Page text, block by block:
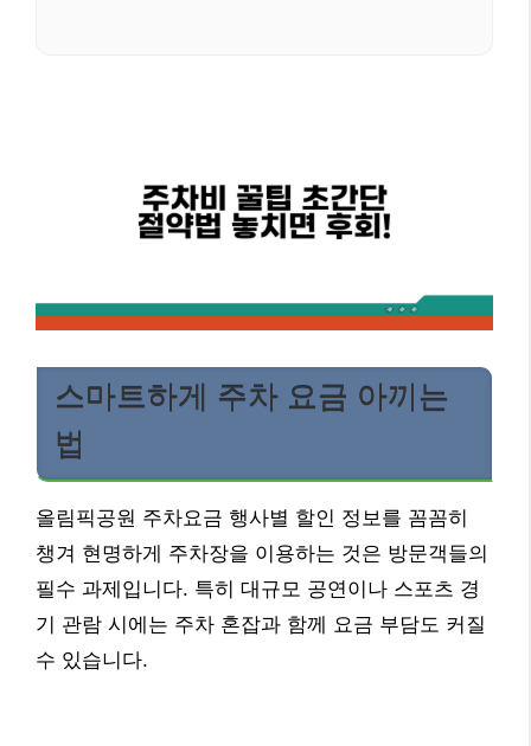
스마트하게 주차 요금 아끼는
법
올림픽공원 주차요금 행사별 할인 정보를 꼼꼼히
챙겨 현명하게 주차장을 이용하는 것은 방문객들의
필수 과제입니다. 특히 대규모 공연이나 스포츠 경
기 관람 시에는 주차 혼잡과 함께 요금 부담도 커질
수 있습니다.